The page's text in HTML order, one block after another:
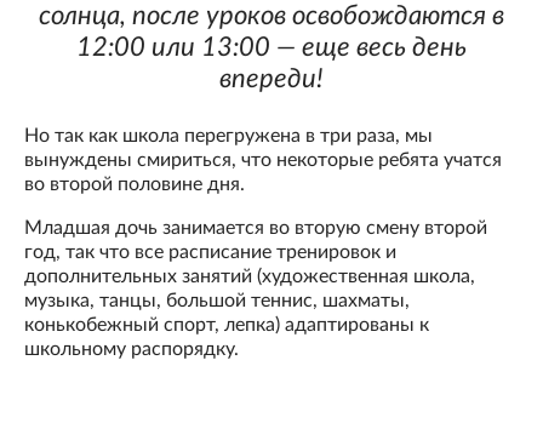
солнца, после уроков освобождаются в
12:00 или 13:00 — еще весь день
впереди!
Но так как школа перегружена в три раза, мы
вынуждены смириться, что некоторые ребята учатся
во второй половине дня.
Младшая дочь занимается во вторую смену второй
год, так что все расписание тренировок и
дополнительных занятий (художественная школа,
музыка, танцы, большой теннис, шахматы,
конькобежный спорт, лепка) адаптированы к
школьному распорядку.